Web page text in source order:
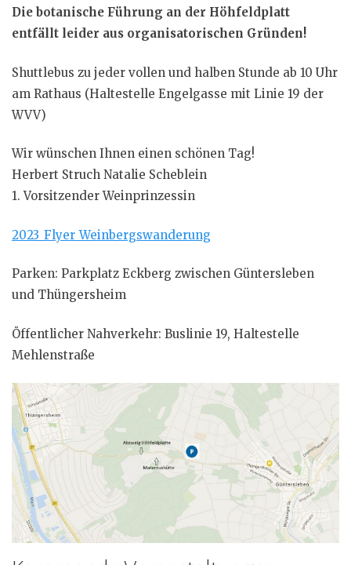
Die botanische Führung an der Höhfeldplatt
entfällt leider aus organisatorischen Gründen!
Shuttlebus zu jeder vollen und halben Stunde ab 10 Uhr
am Rathaus (Haltestelle Engelgasse mit Linie 19 der
WVV)
Wir wünschen Ihnen einen schönen Tag!
Herbert Struch Natalie Scheblein
1. Vorsitzender Weinprinzessin
2023_Flyer_Weinbergswanderung
Parken: Parkplatz Eckberg zwischen Güntersleben
und Thüngersheim
Öffentlicher Nahverkehr: Buslinie 19, Haltestelle
Mehlenstraße